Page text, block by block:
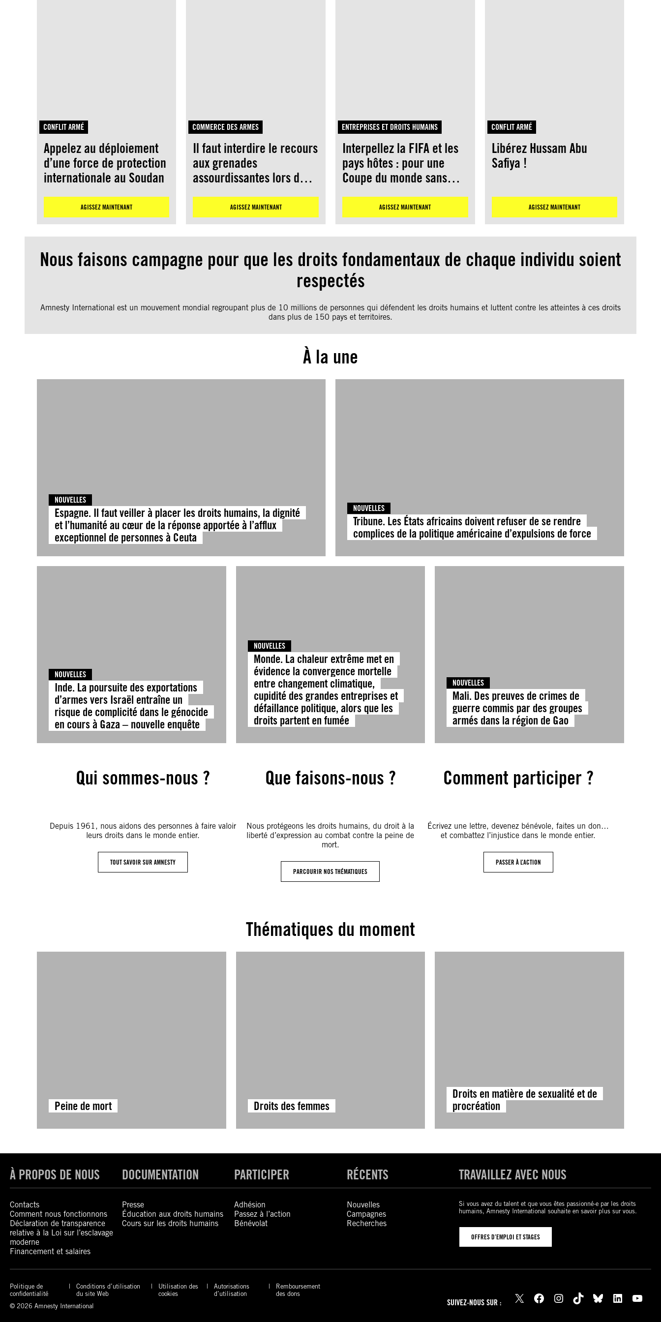
CONFLIT ARMÉ
Appelez au déploiement
d’une force de protection
internationale au Soudan
AGISSEZ MAINTENANT
COMMERCE DES ARMES
Il faut interdire le recours
aux grenades
assourdissantes lors des
AGISSEZ MAINTENANT
ENTREPRISES ET DROITS HUMAINS
Interpellez la FIFA et les
pays hôtes : pour une
Coupe du monde sans
sans excusesAGISSEZ MAINTENANT
CONFLIT ARMÉ
Libérez Hussam Abu
Safiya !
AGISSEZ MAINTENANT
Nous faisons campagne pour que les droits fondamentaux de chaque individu soient
respectés
Amnesty International est un mouvement mondial regroupant plus de 10 millions de personnes qui défendent les droits humains et luttent contre les atteintes à ces droits
dans plus de 150 pays et territoires.
À la une
NOUVELLES
Espagne. Il faut veiller à placer les droits humains, la dignité
et l’humanité au cœur de la réponse apportée à l’afflux
exceptionnel de personnes à Ceuta
NOUVELLES
Tribune. Les États africains doivent refuser de se rendre
complices de la politique américaine d’expulsions de force
NOUVELLES
Inde. La poursuite des exportations
d’armes vers Israël entraîne un
risque de complicité dans le génocide
en cours à Gaza – nouvelle enquête
NOUVELLES
Monde. La chaleur extrême met en
évidence la convergence mortelle
entre changement climatique,
cupidité des grandes entreprises et
défaillance politique, alors que les
droits partent en fumée
NOUVELLES
Mali. Des preuves de crimes de
guerre commis par des groupes
armés dans la région de Gao
Qui sommes-nous ?
Depuis 1961, nous aidons des personnes à faire valoir
leurs droits dans le monde entier.
TOUT SAVOIR SUR AMNESTY
Que faisons-nous ?
Nous protégeons les droits humains, du droit à la
liberté d’expression au combat contre la peine de
mort.
PARCOURIR NOS THÉMATIQUES
Comment participer ?
Écrivez une lettre, devenez bénévole, faites un don…
et combattez l’injustice dans le monde entier.
PASSER À L’ACTION
Thématiques du moment
Peine de mort Droits des femmes
Droits en matière de sexualité et de
procréation
À PROPOS DE NOUS
Contacts
Comment nous fonctionnons
Déclaration de transparence
relative à la Loi sur l’esclavage
moderne
Financement et salaires
DOCUMENTATION
Presse
Éducation aux droits humains
Cours sur les droits humains
PARTICIPER
Adhésion
Passez à l’action
Bénévolat
RÉCENTS
Nouvelles
Campagnes
Recherches
TRAVAILLEZ AVEC NOUS
Si vous avez du talent et que vous êtes passionné-e par les droits
humains, Amnesty International souhaite en savoir plus sur vous.
OFFRES D’EMPLOI ET STAGES
Politique de
confidentialité
Conditions d’utilisation
du site Web
Utilisation des
cookies
Autorisations
d’utilisation
Remboursement
des dons
© 2026 Amnesty International
SUIVEZ-NOUS SUR : X Facebook Instagram TikTok Bluesky LinkedIn YouTube